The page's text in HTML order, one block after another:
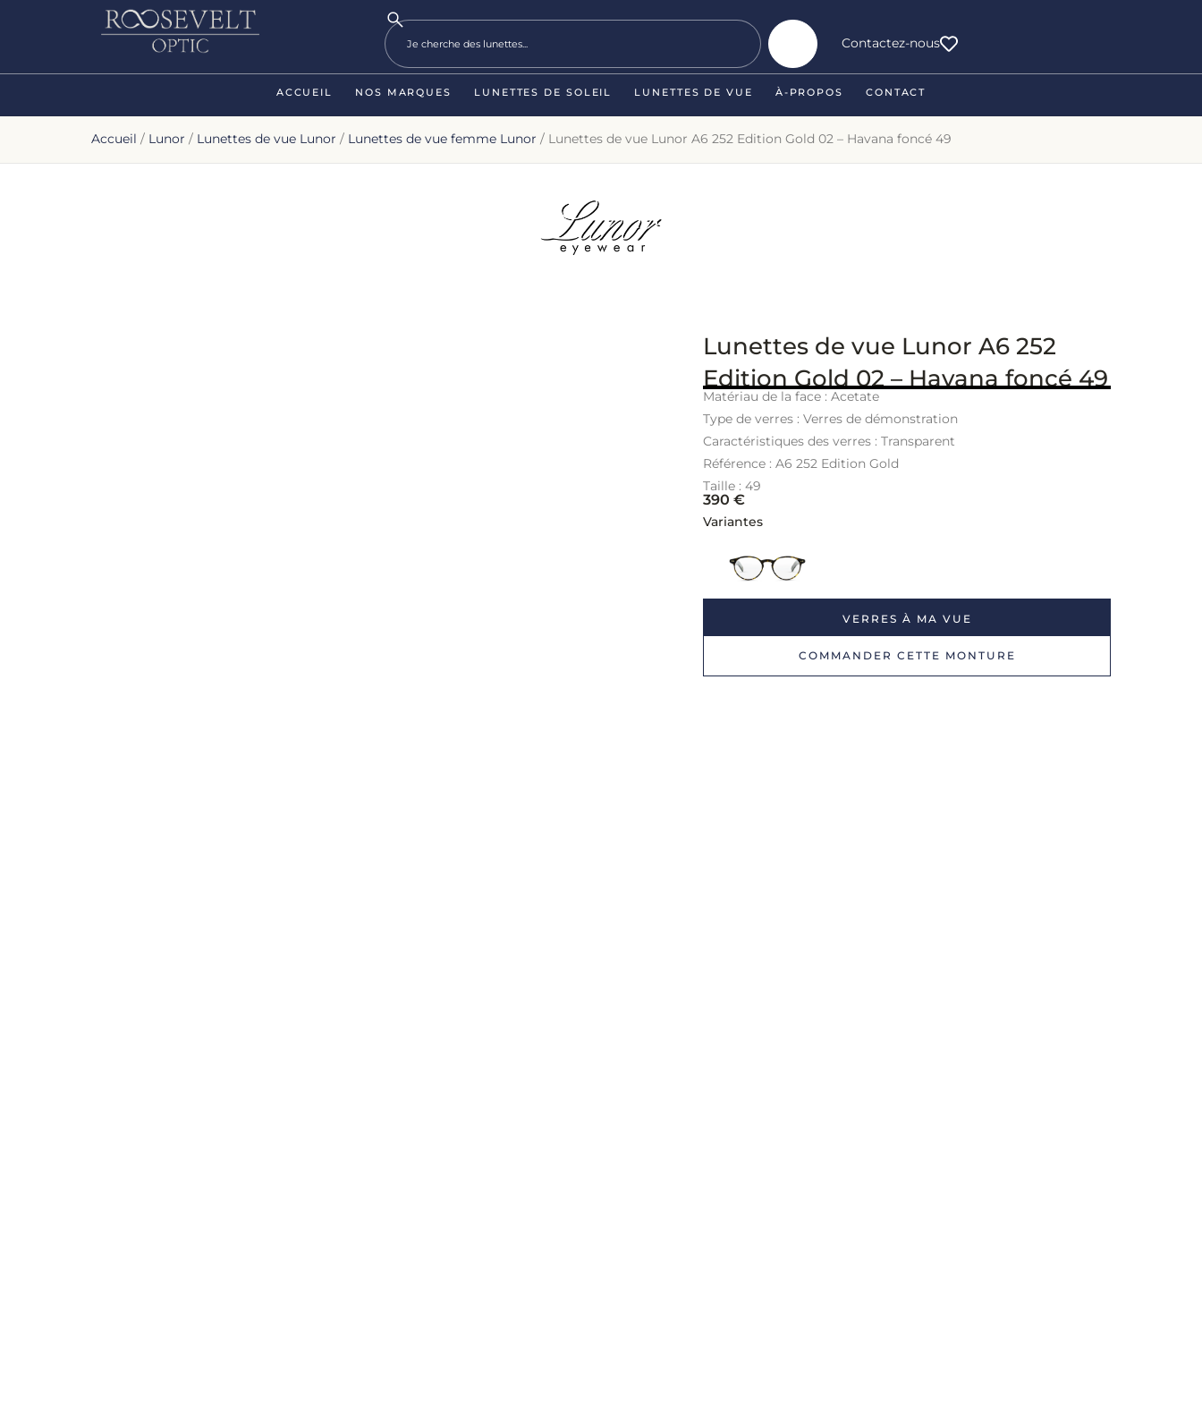
Contactez-nous
ACCUEIL NOS MARQUES LUNETTES DE SOLEIL LUNETTES DE VUE À-PROPOS CONTACT
Accueil / Lunor / Lunettes de vue Lunor / Lunettes de vue femme Lunor / Lunettes de vue Lunor A6 252 Edition Gold 02 – Havana foncé 49
Lunettes de vue Lunor A6 252
Edition Gold 02 – Havana foncé 49
Matériau de la face : Acetate
Type de verres : Verres de démonstration
Caractéristiques des verres : Transparent
Référence : A6 252 Edition Gold
Taille : 49
390 €
Variantes
VERRES À MA VUE
COMMANDER CETTE MONTURE